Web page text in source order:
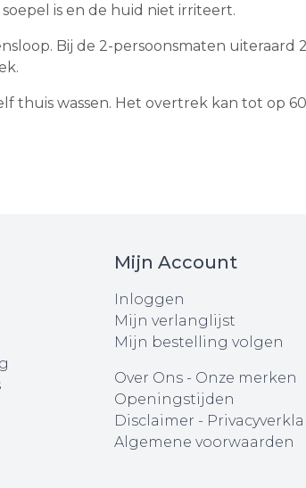
is en de huid niet irriteert.
Bij de 2-persoonsmaten uiteraard
wassen. Het overtrek kan tot op 60
Mijn Account
Inloggen
Mijn verlanglijst
Mijn bestelling volgen
Over Ons- Onze merken
Openingstijden
Disclaimer -
Algemene voorwaarden